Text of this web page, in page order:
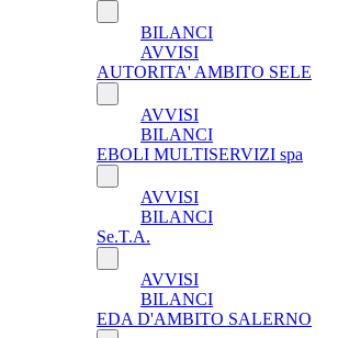
BILANCI
AVVISI
AUTORITA' AMBITO SELE
AVVISI
BILANCI
EBOLI MULTISERVIZI spa
AVVISI
BILANCI
Se.T.A.
AVVISI
BILANCI
EDA D'AMBITO SALERNO